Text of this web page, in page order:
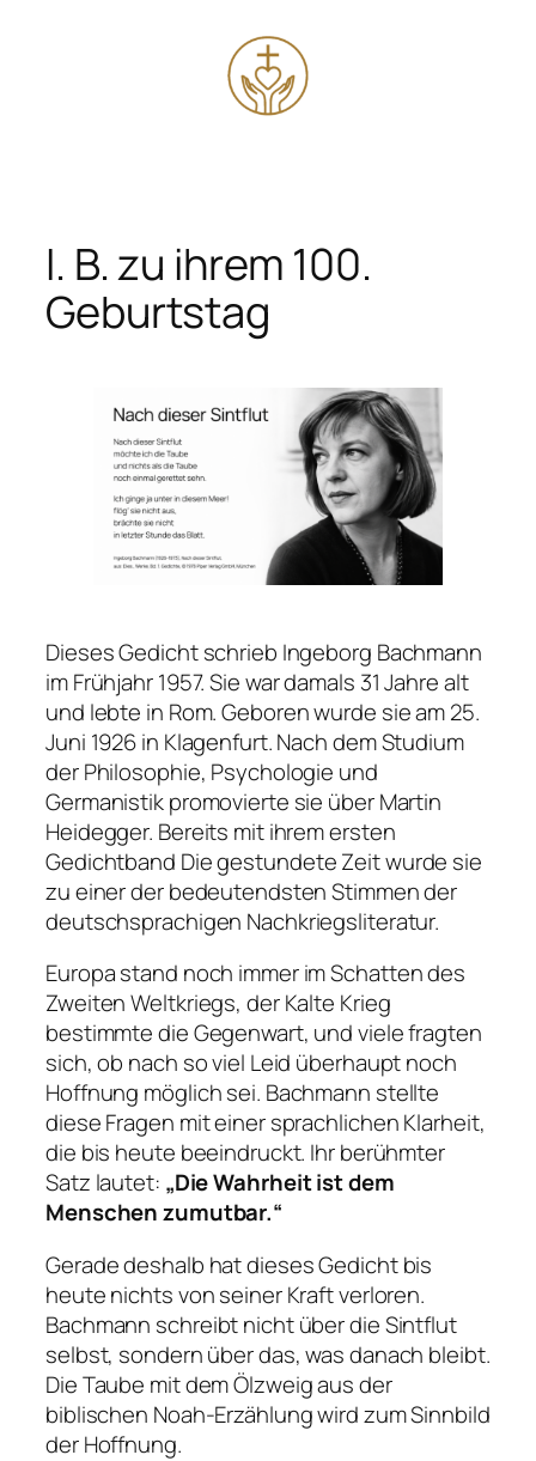
I. B. zu ihrem 100.
Geburtstag
Dieses Gedicht schrieb Ingeborg Bachmann
im Frühjahr 1957. Sie war damals 31 Jahre alt
und lebte in Rom. Geboren wurde sie am 25.
Juni 1926 in Klagenfurt. Nach dem Studium
der Philosophie, Psychologie und
Germanistik promovierte sie über Martin
Heidegger. Bereits mit ihrem ersten
Gedichtband Die gestundete Zeitwurde sie
zu einer der bedeutendsten Stimmen der
deutschsprachigen Nachkriegsliteratur.
Europa stand noch immer im Schatten des
Zweiten Weltkriegs, der Kalte Krieg
bestimmte die Gegenwart, und viele fragten
sich, ob nach so viel Leid überhaupt noch
Hoffnung möglich sei. Bachmann stellte
diese Fragen mit einer sprachlichen Klarheit,
die bis heute beeindruckt. Ihr berühmter
Satz lautet: „Die Wahrheit ist dem
Menschen zumutbar.“
Gerade deshalb hat dieses Gedicht bis
heute nichts von seiner Kraft verloren.
Bachmann schreibt nicht über die Sintflut
selbst, sondern über das, was danach bleibt.
Die Taube mit dem Ölzweig aus der
biblischen Noah-Erzählung wird zum Sinnbild
der Hoffnung.